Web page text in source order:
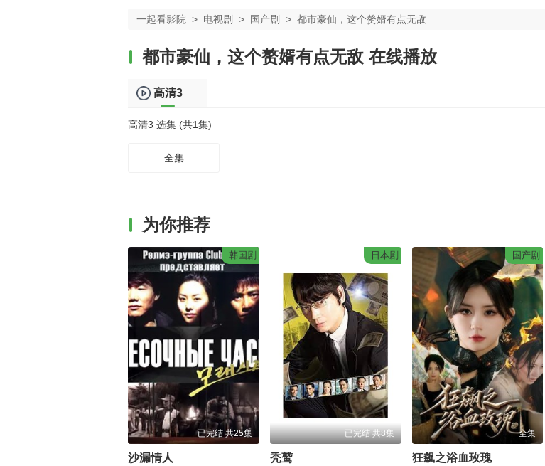
一起看影院 > 电视剧 > 国产剧 > 都市豪仙，这个赘婿有点无敌
都市豪仙，这个赘婿有点无敌 在线播放
高清3
高清3 选集 (共1集)
全集
为你推荐
韩国剧
已完结 共25集
沙漏情人
日本剧
已完结 共8集
秃鹫
国产剧
全集
狂飙之浴血玫瑰